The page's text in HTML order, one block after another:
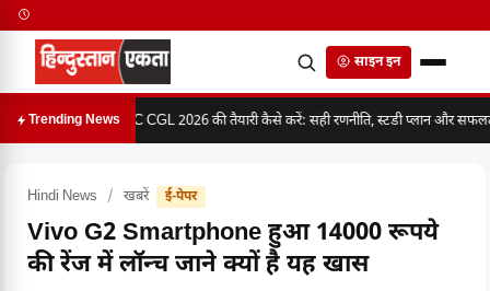
साइन इन
Trending NewsSSC CGL 2026 की तैयारी कैसे करें: सही रणनीति, स्टडी प्लान और
Hindi News / खबरें ई-पेपर
Vivo G2 Smartphone हुआ 14000 रूपये
की रेंज में लॉन्च जाने क्यों है यह खास